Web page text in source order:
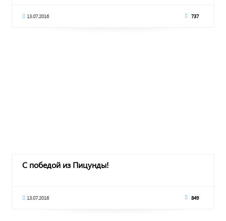
13.07.2016 737
С победой из Пицунды!
13.07.2016 849